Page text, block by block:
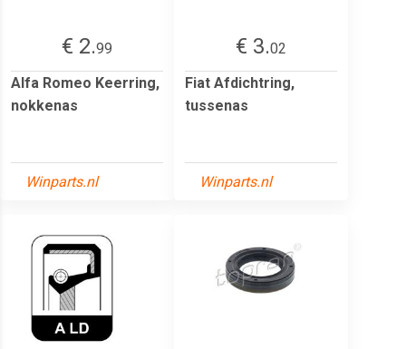
€ 2.99
Alfa Romeo Keerring,
nokkenas
Winparts.nl
€ 3.02
Fiat Afdichtring,
tussenas
Winparts.nl